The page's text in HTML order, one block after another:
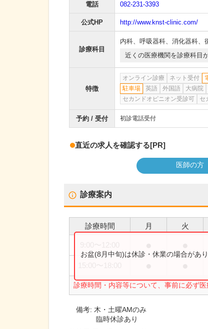
電話 082-231-3393
公式HP http://www.knst-clinic.com/
診療科目
内科、 呼吸器科、 消化器科、
近くの医療機関を診療科目
特徴
オンライン診療 ネット受付
駐車場
英語 外国語 大病院
セカンドオピニオン受診可
セ
予約 / 受付 初診電話受付
直近の求人を確認する[PR]
医師の方
診療案内
診療時間 月 火
診療時間・内容等について、事前に必ず医
お盆(8月中旬)は休診・休業の場合があ
備考: 木・土曜AMのみ
臨時休診あり